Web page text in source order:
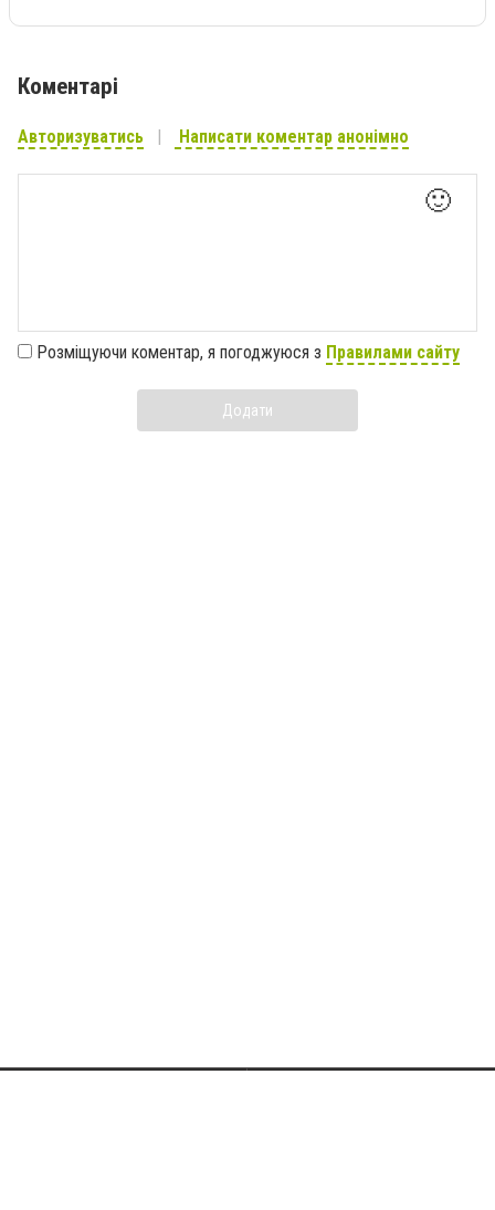
Коментарі
Авторизуватись Написати коментар анонімно
🙂
Розміщуючи коментар, я погоджуюся з Правилами сайту
Додати